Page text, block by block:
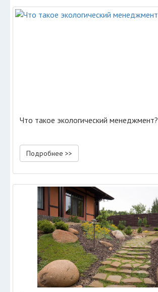
Что такое экологический менеджмент?
Подробнее >>